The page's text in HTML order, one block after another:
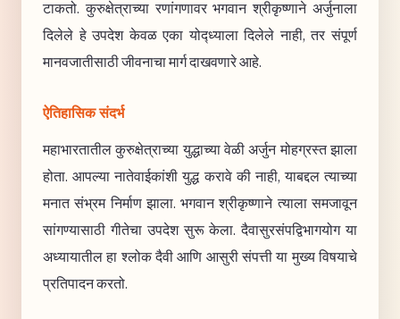
टाकतो. कुरुक्षेत्राच्या रणांगणावर भगवान श्रीकृष्णाने अर्जुनाला
दिलेले हे उपदेश केवळ एका योद्ध्याला दिलेले नाही, तर संपूर्ण
मानवजातीसाठी जीवनाचा मार्ग दाखवणारे आहे.
ऐतिहासिक संदर्भ
महाभारतातील कुरुक्षेत्राच्या युद्धाच्या वेळी अर्जुन मोहग्रस्त झाला
होता. आपल्या नातेवाईकांशी युद्ध करावे की नाही, याबद्दल त्याच्या
मनात संभ्रम निर्माण झाला. भगवान श्रीकृष्णाने त्याला समजावून
सांगण्यासाठी गीतेचा उपदेश सुरू केला. दैवासुरसंपद्विभागयोग या
अध्यायातील हा श्लोक दैवी आणि आसुरी संपत्ती या मुख्य विषयाचे
प्रतिपादन करतो.